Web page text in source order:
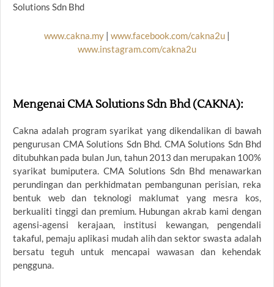
Solutions Sdn Bhd
www.cakna.my | www.facebook.com/cakna2u |
www.instagram.com/cakna2u
Mengenai CMA Solutions Sdn Bhd (CAKNA):
Cakna adalah program syarikat yang dikendalikan di bawah
pengurusan CMA Solutions Sdn Bhd. CMA Solutions Sdn Bhd
ditubuhkan pada bulan Jun, tahun 2013 dan merupakan 100%
syarikat bumiputera. CMA Solutions Sdn Bhd menawarkan
perundingan dan perkhidmatan pembangunan perisian, reka
bentuk web dan teknologi maklumat yang mesra kos,
berkualiti tinggi dan premium. Hubungan akrab kami dengan
agensi-agensi kerajaan, institusi kewangan, pengendali
takaful, pemaju aplikasi mudah alih dan sektor swasta adalah
bersatu teguh untuk mencapai wawasan dan kehendak
pengguna.